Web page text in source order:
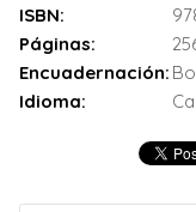
ISBN:
Páginas:
Encuadernación:
Idioma: